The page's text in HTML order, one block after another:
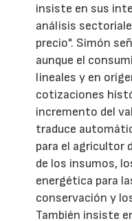
insiste en sus
análisis
precio". Simón
aunque el
lineales y en
cotizaciones
incremento del
traduce
para el agricultor
de los insumos,
energética para
conservación y
También insiste